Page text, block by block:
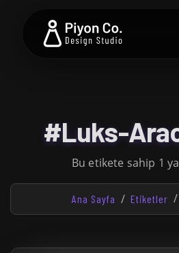
#Luks-
Bu etikete sahip 1
Ana Sayfa Etiketler